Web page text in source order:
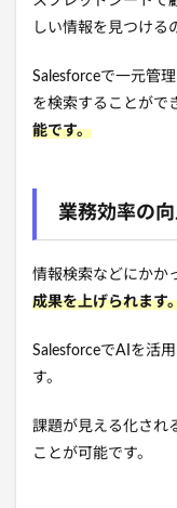
しい情報を見つける
Salesforceで一元管
を検索することがで
能です。
業務効率の
情報検索などにかか
成果を上げられます
SalesforceでAIを活
す。
課題が見える化され
ことが可能です。